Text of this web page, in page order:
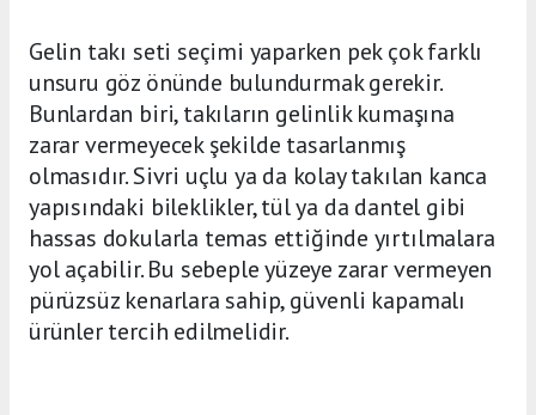
Gelin takı seti seçimi yaparken pek çok farklı
unsuru göz önünde bulundurmak gerekir.
Bunlardan biri, takıların gelinlik kumaşına
zarar vermeyecek şekilde tasarlanmış
olmasıdır. Sivri uçlu ya da kolay takılan kanca
yapısındaki bileklikler, tül ya da dantel gibi
hassas dokularla temas ettiğinde yırtılmalara
yol açabilir. Bu sebeple yüzeye zarar vermeyen
pürüzsüz kenarlara sahip, güvenli kapamalı
ürünler tercih edilmelidir.